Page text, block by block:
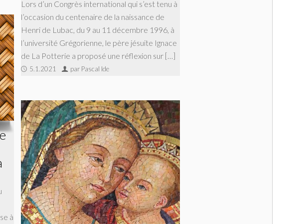
Lors d’un Congrès international qui s’est tenu à
l’occasion du centenaire de la naissance de
Henri de Lubac, du 9 au 11 décembre 1996, à
l’université Grégorienne, le père jésuite Ignace
de La Potterie a proposé une réflexion sur […]
5.1.2021 par Pascal Ide
à